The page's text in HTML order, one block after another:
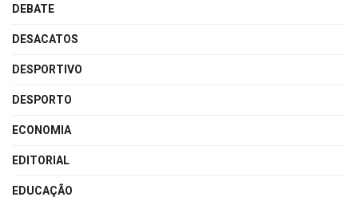
DEBATE
DESACATOS
DESPORTIVO
DESPORTO
ECONOMIA
EDITORIAL
EDUCAÇÃO